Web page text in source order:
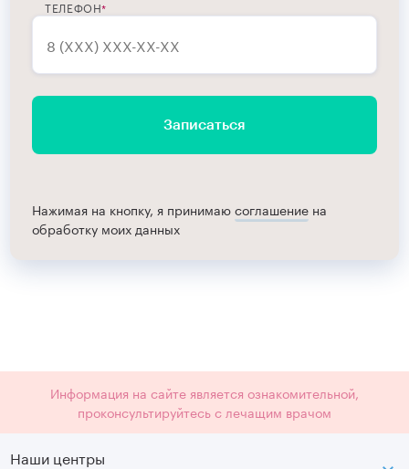
ТЕЛЕФОН
Записаться
Нажимая на кнопку, я принимаюсоглашение на
обработку моих данных
Информация на сайте является ознакомительной,
проконсультируйтесь с лечащим врачом
Наши центры